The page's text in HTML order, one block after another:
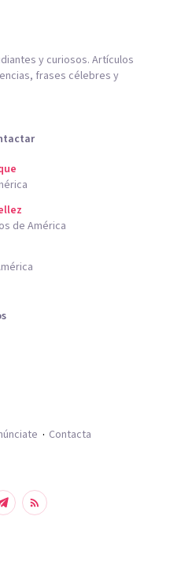
y curiosos. Artículos
frases célebres y
de América
Contacta